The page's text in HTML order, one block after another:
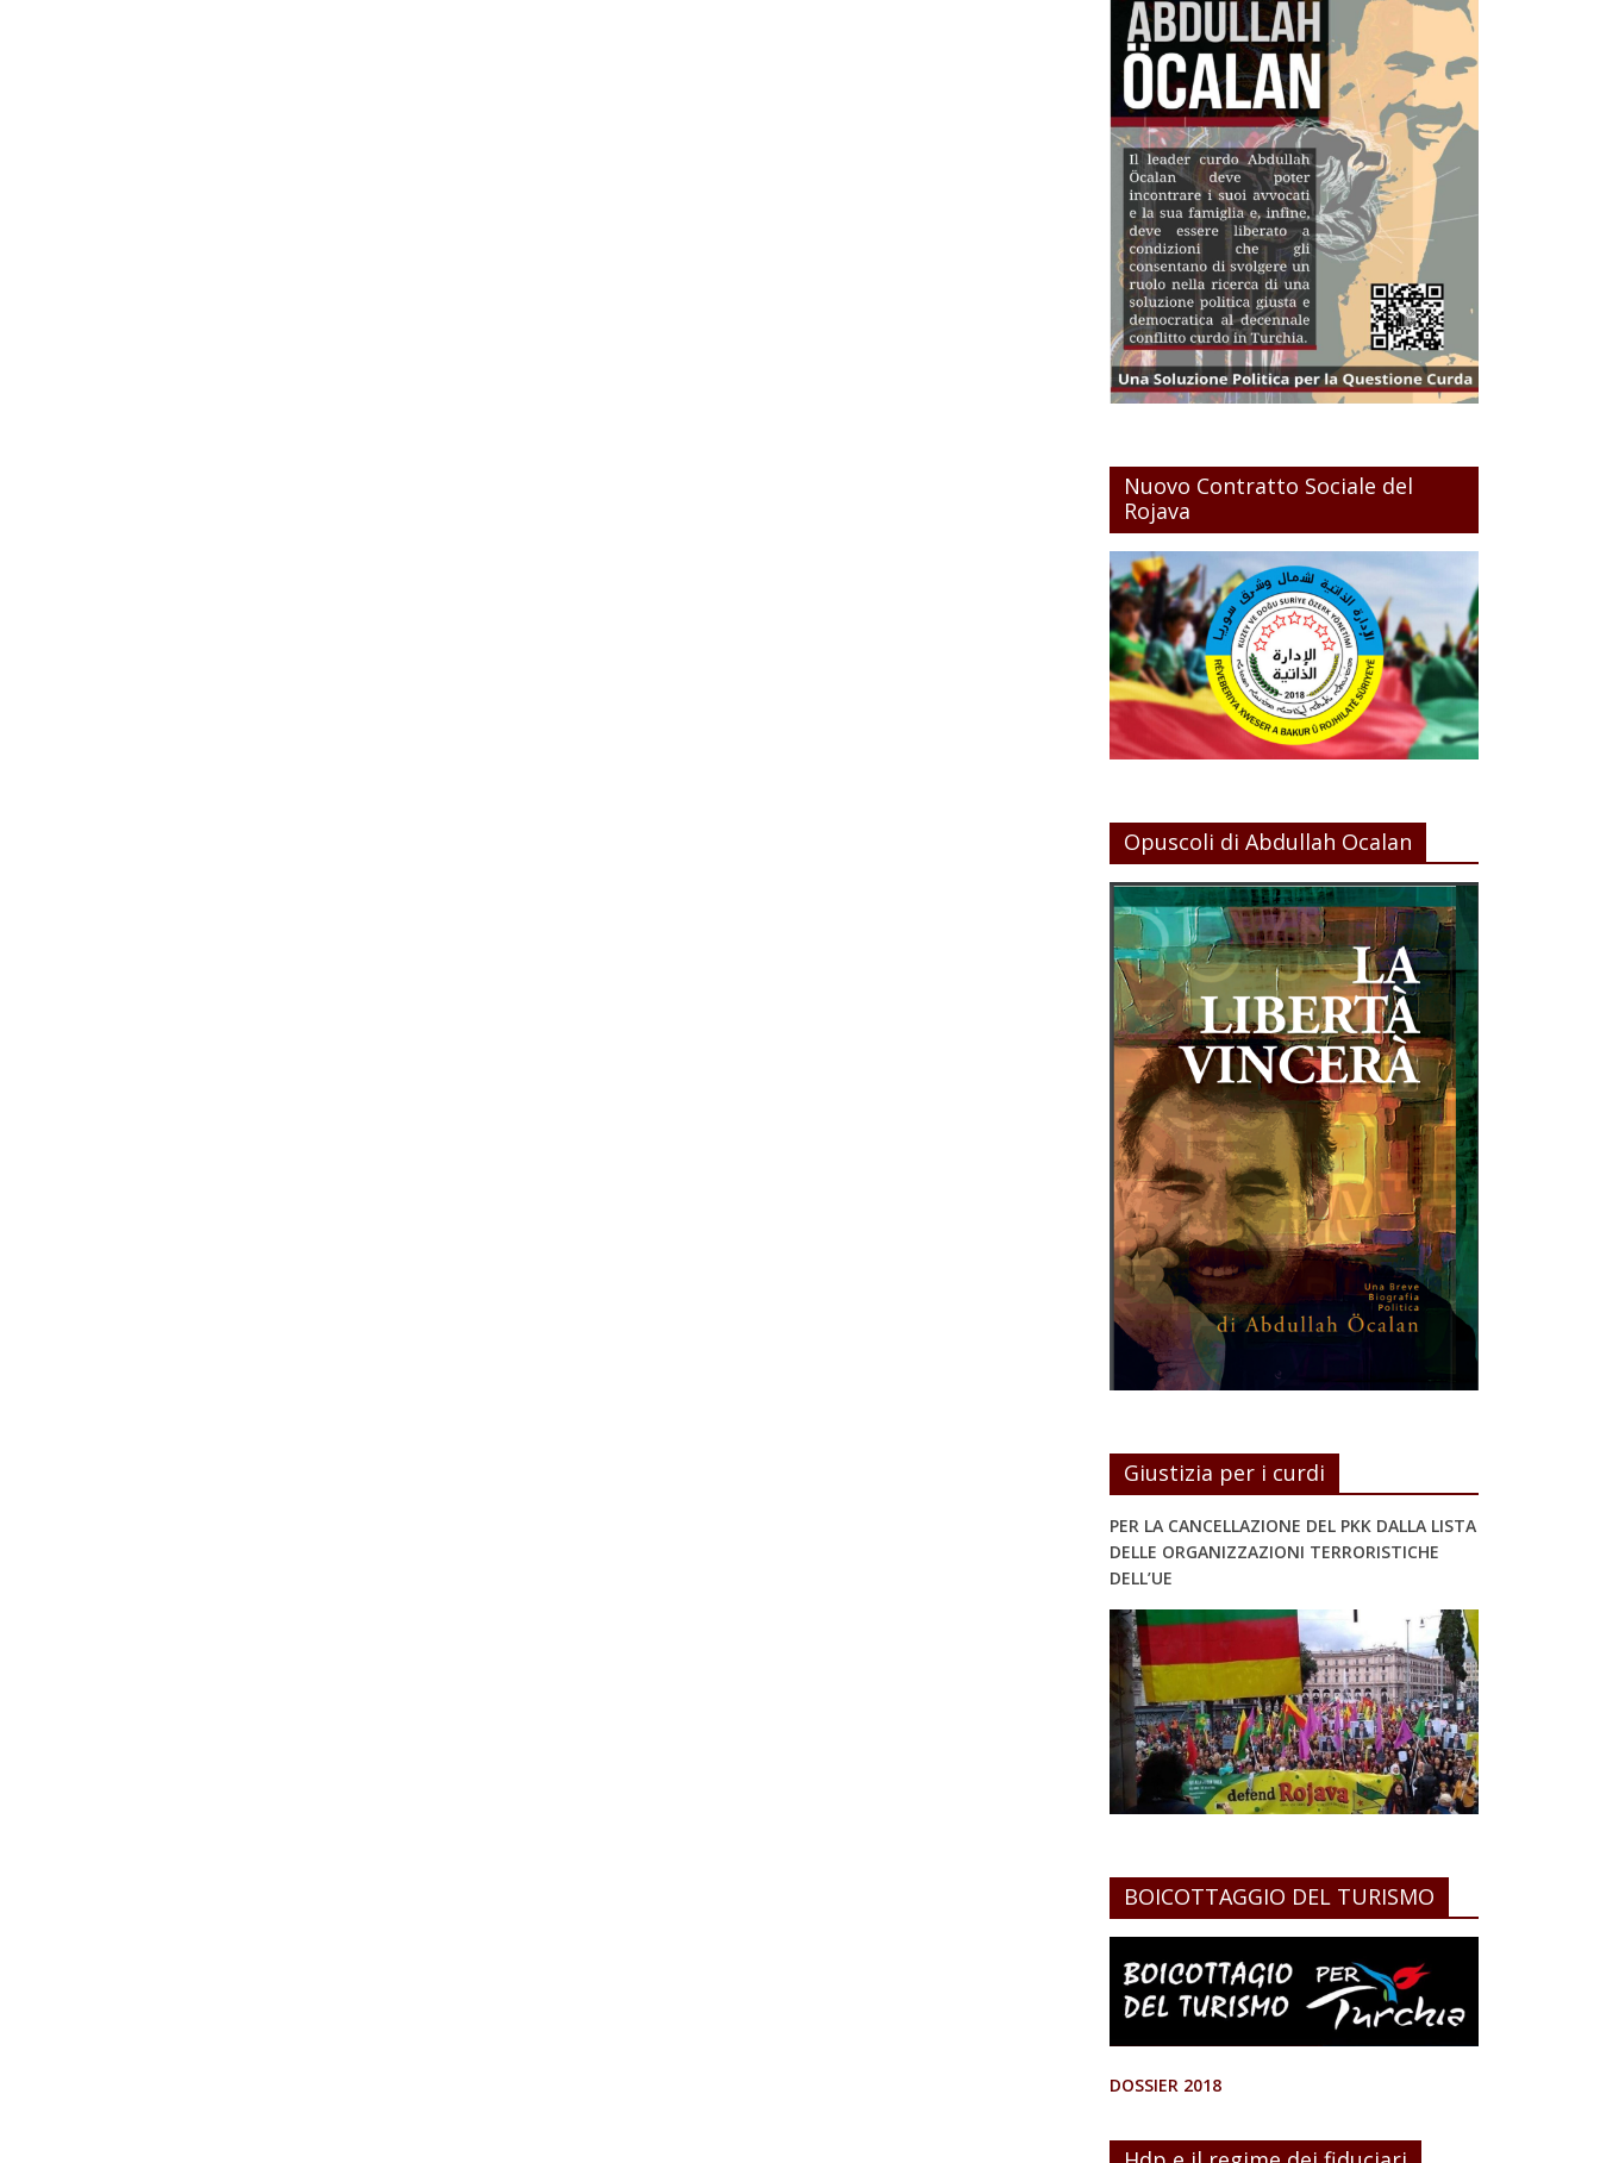
Nuovo Contratto Sociale del
Rojava
Opuscoli di Abdullah Ocalan
Giustizia per i curdi
PER LA CANCELLAZIONE DEL PKK DALLA LISTA
DELLE ORGANIZZAZIONI TERRORISTICHE
DELL’UE
BOICOTTAGGIO DEL TURISMO
DOSSIER 2018